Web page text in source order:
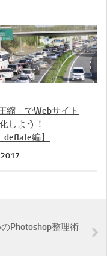
縮」でWebサイト
しよう！
編】
Photoshop整理術